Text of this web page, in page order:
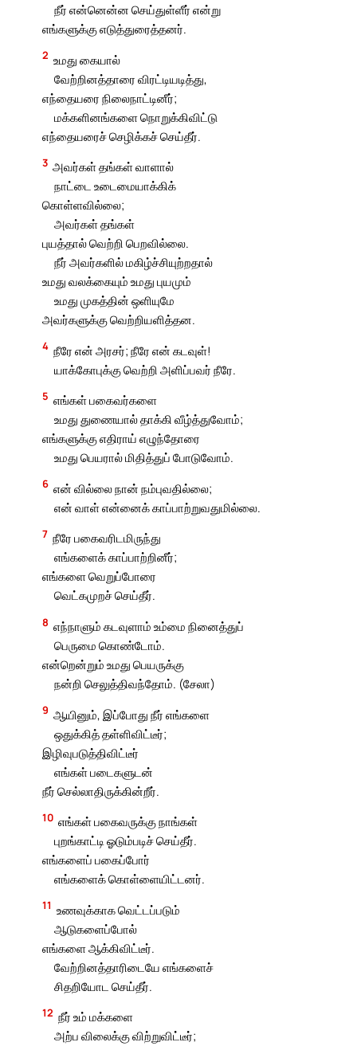
நீர் என்னென்ன செய்துள்ளீர் என்று
எங்களுக்கு எடுத்துரைத்தனர்.
2 உமது கையால்
வேற்றினத்தாரை விரட்டியடித்து,
எந்தையரை நிலைநாட்டினீர்;
மக்களினங்களை நொறுக்கிவிட்டு
எந்தையரைச் செழிக்கச் செய்தீர்.
3 அவர்கள் தங்கள் வாளால்
நாட்டை உடைமையாக்கிக்
கொள்ளவில்லை;
அவர்கள் தங்கள்
புயத்தால் வெற்றி பெறவில்லை.
நீர் அவர்களில் மகிழ்ச்சியுற்றதால்
உமது வலக்கையும் உமது புயமும்
உமது முகத்தின் ஒளியுமே
அவர்களுக்கு வெற்றியளித்தன.
4 நீரே என் அரசர்; நீரே என் கடவுள்!
யாக்கோபுக்கு வெற்றி அளிப்பவர் நீரே.
5 எங்கள் பகைவர்களை
உமது துணையால் தாக்கி வீழ்த்துவோம்;
எங்களுக்கு எதிராய் எழுந்தோரை
உமது பெயரால் மிதித்துப் போடுவோம்.
6 என் வில்லை நான் நம்புவதில்லை;
என் வாள் என்னைக் காப்பாற்றுவதுமில்லை.
7 நீரே பகைவரிடமிருந்து
எங்களைக் காப்பாற்றினீர்;
எங்களை வெறுப்போரை
வெட்கமுறச் செய்தீர்.
8 எந்நாளும் கடவுளாம் உம்மை நினைத்துப்
பெருமை கொண்டோம்.
என்றென்றும் உமது பெயருக்கு
நன்றி செலுத்திவந்தோம். (சேலா)
9 ஆயினும், இப்போது நீர் எங்களை
ஒதுக்கித் தள்ளிவிட்டீர்;
இழிவுபடுத்திவிட்டீர்
எங்கள் படைகளுடன்
நீர் செல்லாதிருக்கின்றீர்.
10 எங்கள் பகைவருக்கு நாங்கள்
புறங்காட்டி ஓடும்படிச் செய்தீர்.
எங்களைப் பகைப்போர்
எங்களைக் கொள்ளையிட்டனர்.
11 உணவுக்காக வெட்டப்படும்
ஆடுகளைப்போல்
எங்களை ஆக்கிவிட்டீர்.
வேற்றினத்தாரிடையே எங்களைச்
சிதறியோட செய்தீர்.
12 நீர் உம் மக்களை
அற்ப விலைக்கு விற்றுவிட்டீர்;